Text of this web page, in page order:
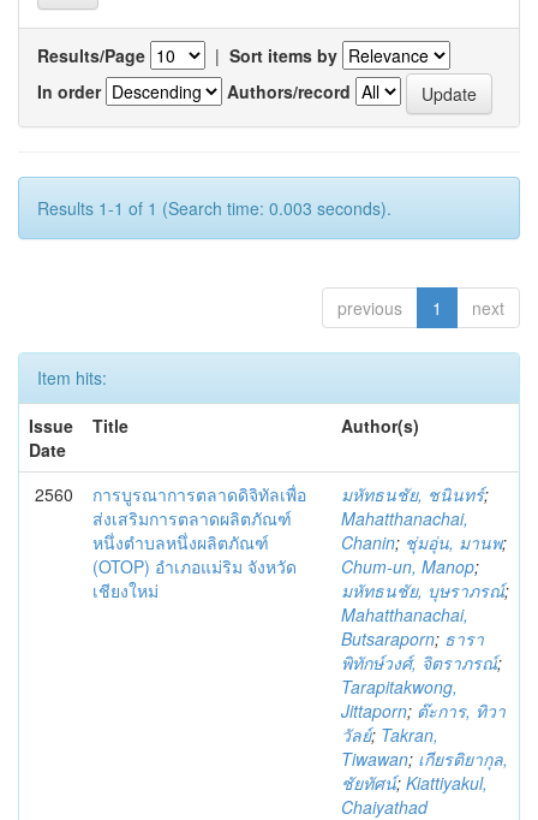
Results/Page | Sort items by
In order
Authors/record
Results 1-1 of 1 (Search time: 0.003 seconds).
previous 1 next
Item hits:
Issue
Date
Title Author(s)
2560
การบูรณาการตลาดดิจิทัลเพื่อ
ส่งเสริมการตลาดผลิตภัณฑ์
หนึ่งตำบลหนึ่งผลิตภัณฑ์
(OTOP) อำเภอแม่ริม จังหวัด
เชียงใหม่
มหัทธนชัย, ชนินทร์;
Mahatthanachai,
Chanin; ชุ่มอุ่น, มานพ;
Chum-un, Manop;
มหัทธนชัย, บุษราภรณ์;
Mahatthanachai,
Butsaraporn; ธารา
พิทักษ์วงศ์, จิตราภรณ์;
Tarapitakwong,
Jittaporn; ต๊ะการ, ทิวา
วัลย์; Takran,
Tiwawan; เกียรติยากุล,
ชัยทัศน์; Kiattiyakul,
Chaiyathad